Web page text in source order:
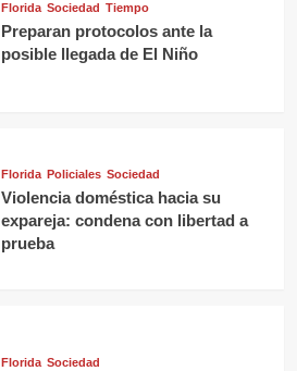
Florida Sociedad Tiempo
Preparan protocolos ante la
posible llegada de El Niño
Florida Policiales Sociedad
Violencia doméstica hacia su
expareja: condena con libertad a
prueba
Florida Sociedad